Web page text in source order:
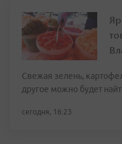
Свежая зелень,
другое можно будет
сегодня, 16:23